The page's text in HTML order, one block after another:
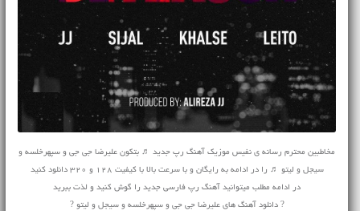
مخاطبین محترم رسانه ی نفیس موزیک آهنگ رپ جدید ♬ بتکون علیرضا جی جی و سپهرخلسه و
سیجل و لیتو ♬ را در ادامه به رایگان و با سرعت بالا با کیفیت 128 و 320 دانلود کنید
در ادامه مطلب میتوانید آهنگ رپ فارسی جدید را گوش کنید و لذت ببرید
? دانلود آهنگ های علیرضا جی جی و سپهرخلسه و سیجل و لیتو ?